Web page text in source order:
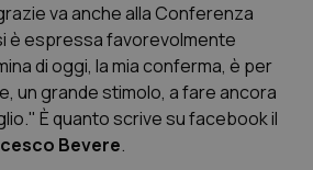
va anche alla Conferenza
è espressa favorevolmente
di oggi, la mia conferma, è per
un grande stimolo, a fare ancora
È quanto scrive su facebook il
Bevere.